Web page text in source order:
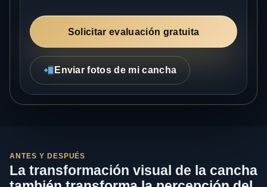
Solicitar evaluación gratuita
Enviar fotos de mi cancha
ANTES Y DESPUÉS
La transformación visual de la cancha